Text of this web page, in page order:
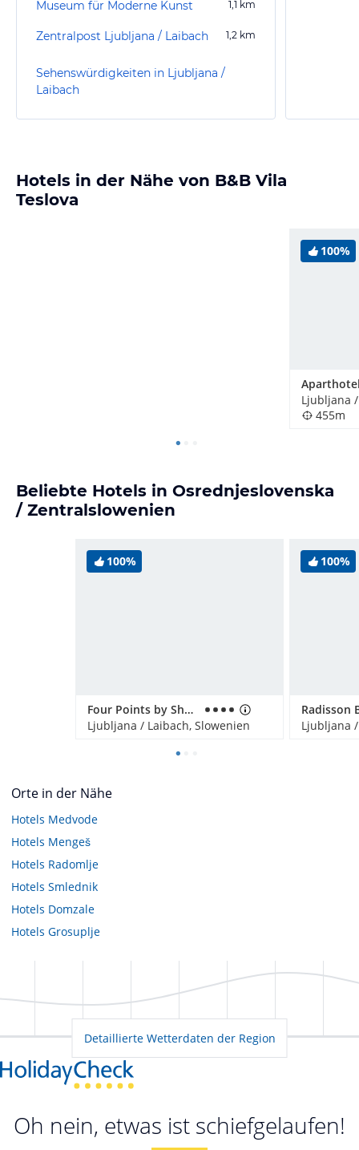
Museum für Moderne Kunst 1,1 km
Zentralpost Ljubljana / Laibach 1,2 km
Sehenswürdigkeiten in Ljubljana /
Laibach
Hotels in der Nähe von B&B Vila
Teslova
100%
Ljubljana
455m
Beliebte Hotels in Osrednjeslovenska
/ Zentralslowenien
100%
Four Points by Sheraton Hotel Ljubljana Mons
Ljubljana / Laibach, Slowenien
100%
Ljubljana
Orte in der Nähe
Hotels Medvode
Hotels Mengeš
Hotels Radomlje
Hotels Smlednik
Hotels Domzale
Hotels Grosuplje
Detaillierte Wetterdaten der Region
Oh nein, etwas ist schiefgelaufen!